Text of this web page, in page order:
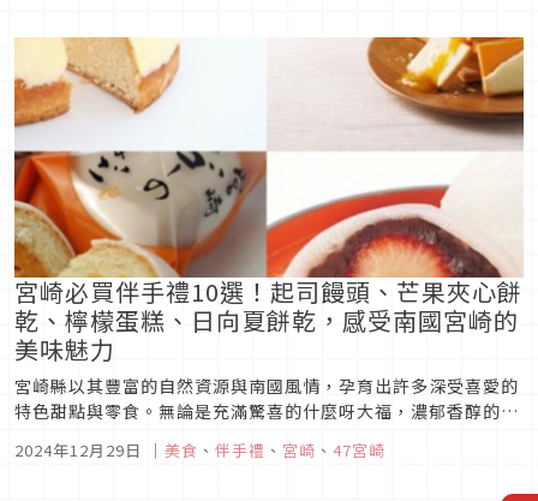
寶藏之地。
宮崎必買伴手禮10選！起司饅頭、芒果夾心餅
乾、檸檬蛋糕、日向夏餅乾，感受南國宮崎的
美味魅力
宮崎縣以其豐富的自然資源與南國風情，孕育出許多深受喜愛的
特色甜點與零食。無論是充滿驚喜的什麼呀大福，濃郁香醇的起
了宮崎獨有的魅力風味。本篇文章精選出宮崎必買伴手禮10大人
2024年12月29日 ｜ 美食 、 伴手禮 、 宮崎 、 47宮崎